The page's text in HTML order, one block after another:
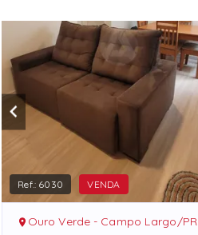
Ref.: 6030 VENDA
Ouro Verde - Campo Largo/PR